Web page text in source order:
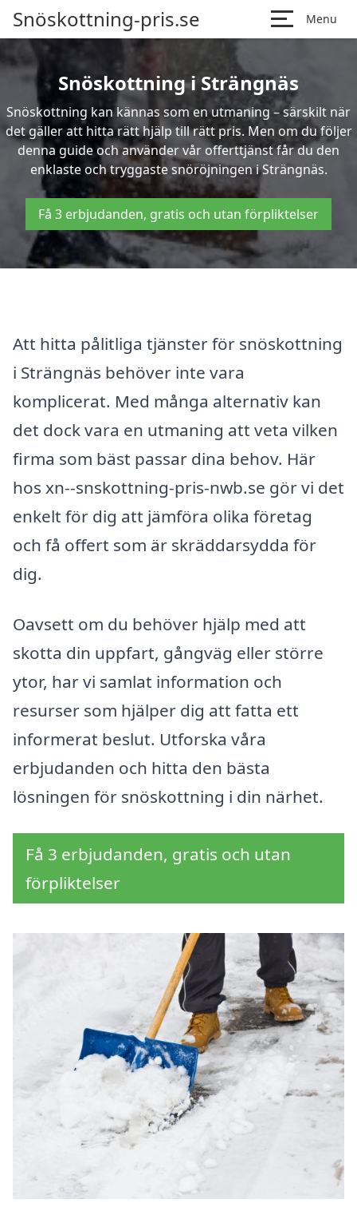
Snöskottning-pris.se Menu
Snöskottning i Strängnäs
Snöskottning kan kännas som en utmaning – särskilt när
det gäller att hitta rätt hjälp till rätt pris. Men om du följer
denna guide och använder vår offerttjänst får du den
enklaste och tryggaste snöröjningen i Strängnäs.
Få 3 erbjudanden, gratis och utan förpliktelser
Att hitta pålitliga tjänster för snöskottning
i Strängnäs behöver inte vara
komplicerat. Med många alternativ kan
det dock vara en utmaning att veta vilken
firma som bäst passar dina behov. Här
hos xn--snskottning-pris-nwb.se gör vi det
enkelt för dig att jämföra olika företag
och få offert som är skräddarsydda för
dig.
Oavsett om du behöver hjälp med att
skotta din uppfart, gångväg eller större
ytor, har vi samlat information och
resurser som hjälper dig att fatta ett
informerat beslut. Utforska våra
erbjudanden och hitta den bästa
lösningen för snöskottning i din närhet.
Få 3 erbjudanden, gratis och utan
förpliktelser